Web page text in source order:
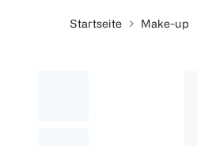
Startseite Make-up